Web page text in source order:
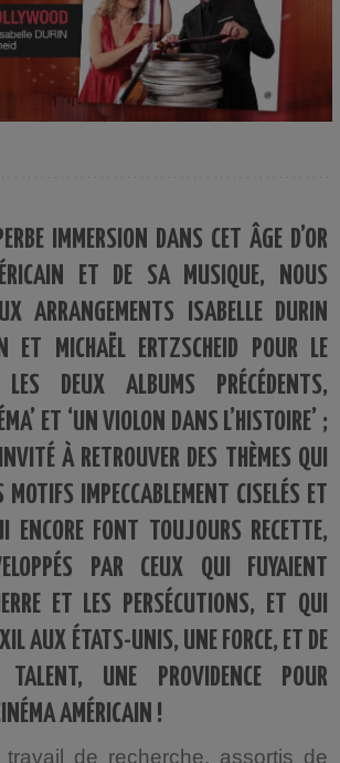
IMMERSION DANS CET ÂGE D’OR
ET DE SA MUSIQUE, NOUS
ARRANGEMENTS ISABELLE DURIN
ET MICHAËL ERTZSCHEID POUR LE
DEUX ALBUMS PRÉCÉDENTS,
ET ‘UN VIOLON DANS L’HISTOIRE’ ;
À RETROUVER DES THÈMES QUI
MOTIFS IMPECCABLEMENT CISELÉS ET
ENCORE FONT TOUJOURS RECETTE,
PAR CEUX QUI FUYAIENT
ET LES PERSÉCUTIONS, ET QUI
AUX ÉTATS-UNIS, UNE FORCE, ET DE
TALENT, UNE PROVIDENCE POUR
AMÉRICAIN !
travail de recherche, assortis de